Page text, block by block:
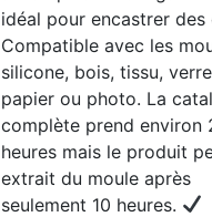
idéal pour encastrer des
Compatible avec les
silicone, bois, tissu,
papier ou photo. La
complète prend environ
heures mais le produit
extrait du moule après
seulement 10 heures.